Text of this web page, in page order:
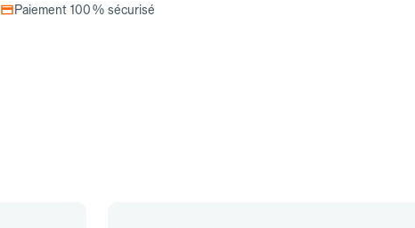
Paiement 100 % sécurisé